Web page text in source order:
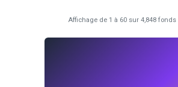
Affichage de 1 à 60 sur 4,848